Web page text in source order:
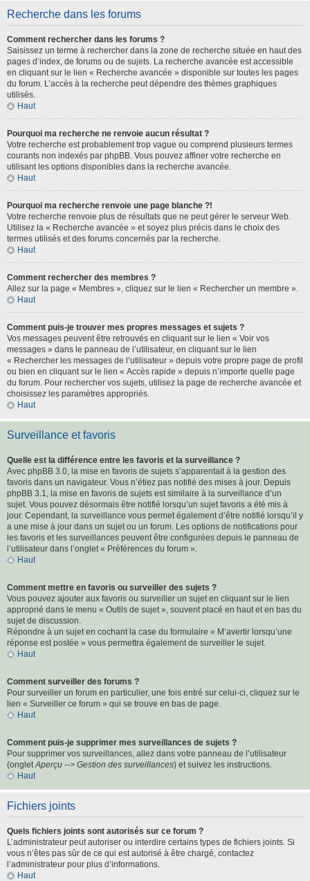
Recherche dans les forums
Comment rechercher dans les forums ?
Saisissez un terme à rechercher dans la zone de recherche située en haut des
pages d’index, de forums ou de sujets. La recherche avancée est accessible
en cliquant sur le lien « Recherche avancée » disponible sur toutes les pages
du forum. L’accès à la recherche peut dépendre des thèmes graphiques
utilisés.
Haut
Pourquoi ma recherche ne renvoie aucun résultat ?
Votre recherche est probablement trop vague ou comprend plusieurs termes
courants non indexés par phpBB. Vous pouvez affiner votre recherche en
utilisant les options disponibles dans la recherche avancée.
Haut
Pourquoi ma recherche renvoie une page blanche ?!
Votre recherche renvoie plus de résultats que ne peut gérer le serveur Web.
Utilisez la « Recherche avancée » et soyez plus précis dans le choix des
termes utilisés et des forums concernés par la recherche.
Haut
Comment rechercher des membres ?
Allez sur la page « Membres », cliquez sur le lien « Rechercher un membre ».
Haut
Comment puis-je trouver mes propres messages et sujets ?
Vos messages peuvent être retrouvés en cliquant sur le lien « Voir vos
messages » dans le panneau de l’utilisateur, en cliquant sur le lien
« Rechercher les messages de l’utilisateur » depuis votre propre page de profil
ou bien en cliquant sur le lien « Accès rapide » depuis n’importe quelle page
du forum. Pour rechercher vos sujets, utilisez la page de recherche avancée et
choisissez les paramètres appropriés.
Haut
Surveillance et favoris
Quelle est la différence entre les favoris et la surveillance ?
Avec phpBB 3.0, la mise en favoris de sujets s’apparentait à la gestion des
favoris dans un navigateur. Vous n’étiez pas notifié des mises à jour. Depuis
phpBB 3.1, la mise en favoris de sujets est similaire à la surveillance d’un
sujet. Vous pouvez désormais être notifié lorsqu’un sujet favoris a été mis à
jour. Cependant, la surveillance vous permet également d’être notifié lorsqu’il y
a une mise à jour dans un sujet ou un forum. Les options de notifications pour
les favoris et les surveillances peuvent être configurées depuis le panneau de
l’utilisateur dans l’onglet « Préférences du forum ».
Haut
Comment mettre en favoris ou surveiller des sujets ?
Vous pouvez ajouter aux favoris ou surveiller un sujet en cliquant sur le lien
approprié dans le menu « Outils de sujet », souvent placé en haut et en bas du
sujet de discussion.
Répondre à un sujet en cochant la case du formulaire « M’avertir lorsqu’une
réponse est postée » vous permettra également de surveiller le sujet.
Haut
Comment surveiller des forums ?
Pour surveiller un forum en particulier, une fois entré sur celui-ci, cliquez sur le
lien « Surveiller ce forum » qui se trouve en bas de page.
Haut
Comment puis-je supprimer mes surveillances de sujets ?
Pour supprimer vos surveillances, allez dans votre panneau de l’utilisateur
(onglet Aperçu --> Gestion des surveillances) et suivez les instructions.
Haut
Fichiers joints
Quels fichiers joints sont autorisés sur ce forum ?
L’administrateur peut autoriser ou interdire certains types de fichiers joints. Si
vous n’êtes pas sûr de ce qui est autorisé à être chargé, contactez
l’administrateur pour plus d’informations.
Haut